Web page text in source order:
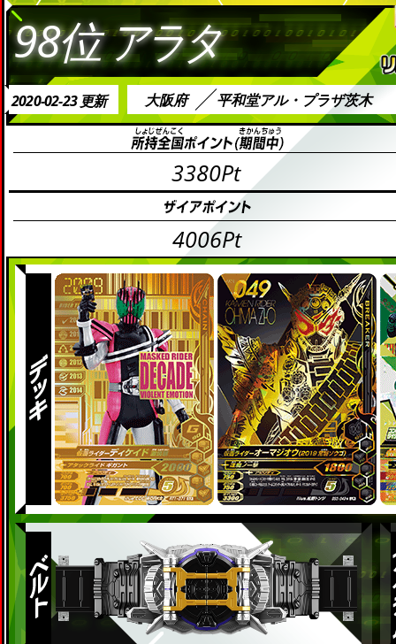
98位アラタ
2020-02-23 更新 大阪府 平和堂アル・プラザ茨木
3380Pt
4006Pt